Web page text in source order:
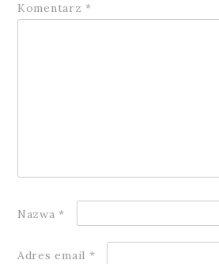
Komentarz *
Nazwa *
Adres email *